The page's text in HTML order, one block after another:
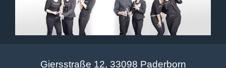
Giersstraße 12, 33098 Paderborn